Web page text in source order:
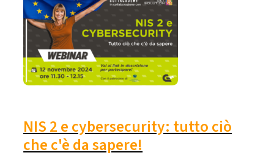
NIS 2 e cybersecurity: tutto ciò
che c'è da sapere!